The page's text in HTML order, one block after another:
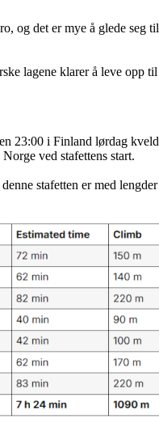
og det er mye å glede seg til
lagene klarer å leve opp til
23:00 i Finland lørdag
ved stafettens start.
stafetten er med lengder